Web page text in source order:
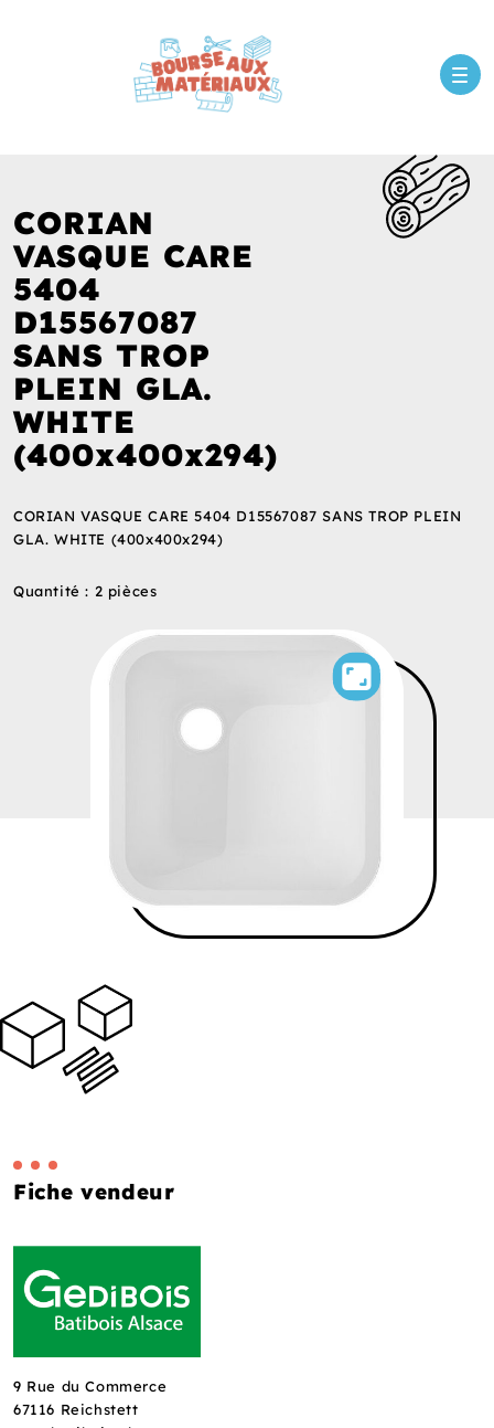
CORIAN
VASQUE CARE
5404
D15567087
SANS TROP
PLEIN GLA.
WHITE
(400x400x294)
CORIAN VASQUE CARE 5404 D15567087 SANS TROP PLEIN
GLA. WHITE (400x400x294)
Quantité : 2 pièces
Fiche vendeur
9 Rue du Commerce
67116 Reichstett